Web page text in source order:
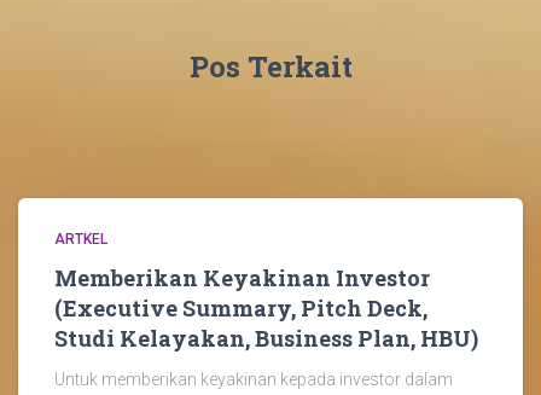
Pos Terkait
ARTKEL
Memberikan Keyakinan Investor
(Executive Summary, Pitch Deck,
Studi Kelayakan, Business Plan, HBU)
Untuk memberikan keyakinan kepada investor dalam